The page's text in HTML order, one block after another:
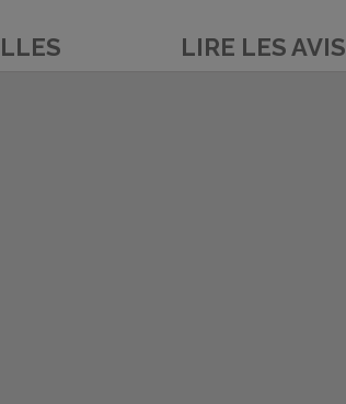
LIRE LES AVIS